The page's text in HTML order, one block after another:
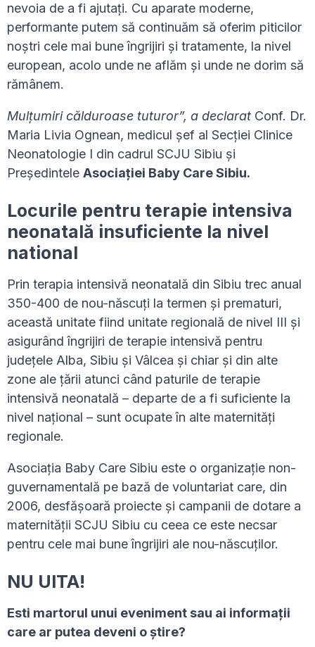
nevoia de a fi ajutați. Cu aparate moderne,
performante putem să continuăm să oferim piticilor
noștri cele mai bune îngrijiri și tratamente, la nivel
european, acolo unde ne aflăm și unde ne dorim să
rămânem.
Mulțumiri călduroase tuturor”, a declarat Conf. Dr.
Maria Livia Ognean, medicul șef al Secției Clinice
Neonatologie I din cadrul SCJU Sibiu și
Președintele Asociației Baby Care Sibiu.
Locurile pentru terapie intensiva
neonatală insuficiente la nivel
national
Prin terapia intensivă neonatală din Sibiu trec anual
350-400 de nou-născuți la termen și prematuri,
această unitate fiind unitate regională de nivel III și
asigurând îngrijiri de terapie intensivă pentru
județele Alba, Sibiu și Vâlcea și chiar și din alte
zone ale țării atunci când paturile de terapie
intensivă neonatală – departe de a fi suficiente la
nivel național – sunt ocupate în alte maternități
regionale.
Asociația Baby Care Sibiu este o organizație non-
guvernamentală pe bază de voluntariat care, din
2006, desfășoară proiecte și campanii de dotare a
maternității SCJU Sibiu cu ceea ce este necsar
pentru cele mai bune îngrijiri ale nou-născuților.
NU UITA!
Esti martorul unui eveniment sau ai informaţii
care ar putea deveni o ştire?